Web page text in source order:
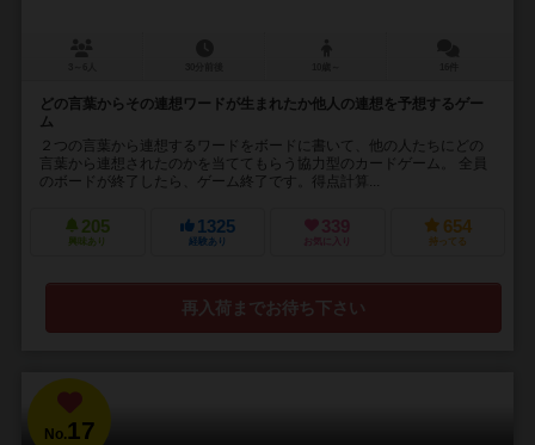
どの言葉からその連想ワードが生まれたか他人の連想を予想するゲー
ム
２つの言葉から連想するワードをボードに書いて、他の人たちにどの
言葉から連想されたのかを当ててもらう協力型のカードゲーム。 全員
のボードが終了したら、ゲーム終了です。得点計算...
205
興味あり
1325
経験あり
339
お気に入り
654
持ってる
再入荷までお待ち下さい
No.17